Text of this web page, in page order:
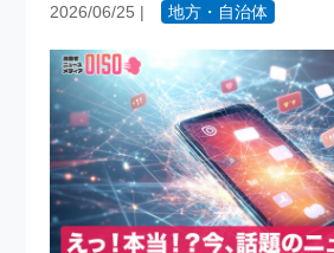
2026/06/25 | 地方・自治体